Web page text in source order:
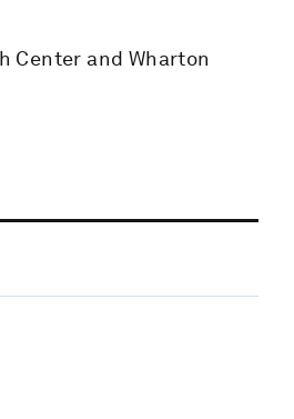
Center and Wharton